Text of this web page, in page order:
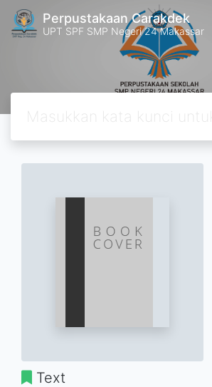
Perpustakaan Carakdek
UPT SPF SMP Negeri 24 Makassar
Text